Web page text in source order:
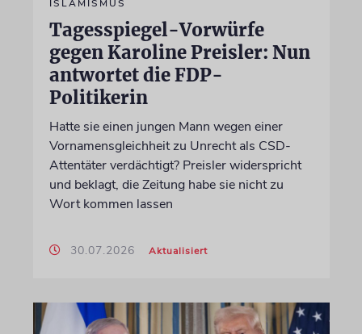
ISLAMISMUS
Tagesspiegel-Vorwürfe
gegen Karoline Preisler: Nun
antwortet die FDP-
Politikerin
Hatte sie einen jungen Mann wegen einer
Vornamensgleichheit zu Unrecht als CSD-
Attentäter verdächtigt? Preisler widerspricht
und beklagt, die Zeitung habe sie nicht zu
Wort kommen lassen
30.07.2026 Aktualisiert